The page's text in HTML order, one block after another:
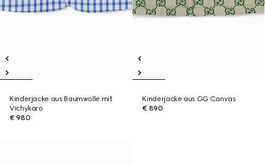
Kinderjacke aus Baumwolle mit
Vichykaro
€ 980
Kinderjacke aus GG Canvas
€ 890